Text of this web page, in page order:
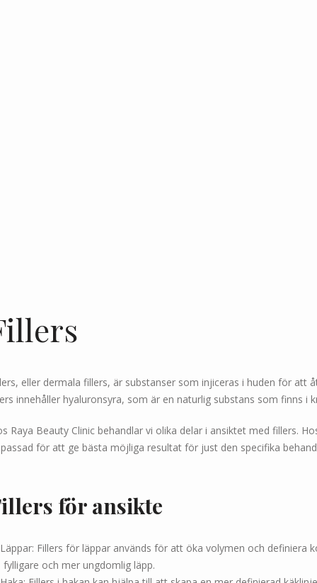
eller dermala fillers, är substanser som injiceras i huden för
innehåller hyaluronsyra, som är en naturlig substans som finns
Raya Beauty Clinic behandlar vi olika delar i ansiktet med fillers.
för att ge bästa möjliga resultat för just den specifika
för ansikte
Fillers för läppar används för att öka volymen och definiera
fylligare och mer ungdomlig läpp.